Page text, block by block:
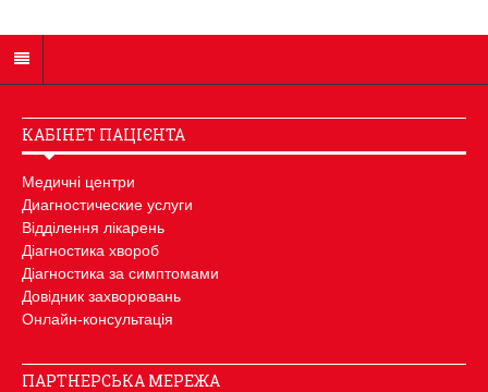
КАБІНЕТ ПАЦІЄНТА
Медичні центри
Диагностические услуги
Відділення лікарень
Діагностика хвороб
Діагностика за симптомами
Довідник захворювань
Онлайн-консультація
ПАРТНЕРСЬКА МЕРЕЖА